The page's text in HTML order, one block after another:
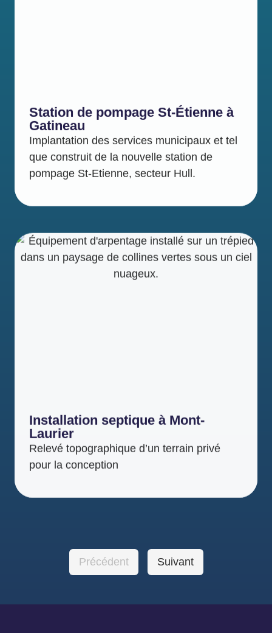
Station de pompage St-Étienne à
Gatineau
Implantation des services municipaux et tel
que construit de la nouvelle station de
pompage St-Etienne, secteur Hull.
Installation septique à Mont-
Laurier
Relevé topographique d’un terrain privé
pour la conception
Précédent Suivant